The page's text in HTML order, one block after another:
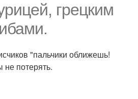
грецким
"пальчики оближешь!
не потерять.